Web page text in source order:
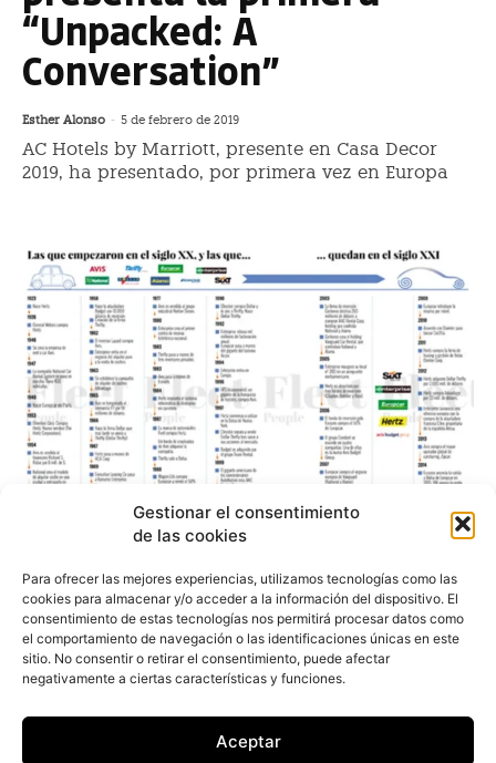
Gestionar el consentimiento
de las cookies
Para ofrecer las mejores experiencias, utilizamos tecnologías como las
cookies para almacenar y/o acceder a la información del dispositivo. El
consentimiento de estas tecnologías nos permitirá procesar datos como
el comportamiento de navegación o las identificaciones únicas en este
sitio. No consentir o retirar el consentimiento, puede afectar
negativamente a ciertas características y funciones.
Aceptar
“Unpacked: A
Conversation”
Esther Alonso - 5 de febrero de 2019
AC Hotels by Marriott, presente en Casa Decor
2019, ha presentado, por primera vez en Europa
¿Son cinco multitud en
Rent A Car?
Juan Arús - 7 de agosto de 2015
puede ser un paso natural, pero poco relevante y
ya habitual si se ven los movimientos de la